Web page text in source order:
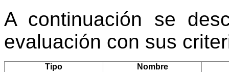
A continuación se
evaluación con sus
Tipo Nombre